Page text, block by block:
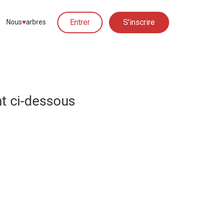
Nous♥︎arbres Entrer S'inscrire
ci-dessous